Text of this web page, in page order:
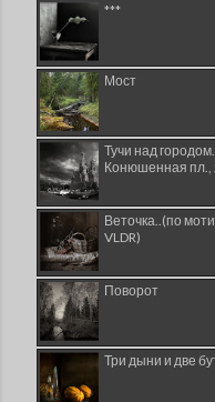
***
Мост
Тучи над городом.
Конюшенная пл.,
Веточка..(по
VLDR)
Поворот
Три дыни и две